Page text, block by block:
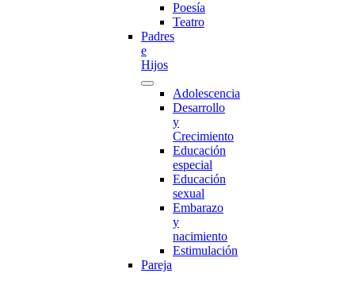
Poesía
Teatro
Padres
e
Hijos
Adolescencia
Desarrollo
y
Crecimiento
Educación
especial
Educación
sexual
Embarazo
y
nacimiento
Estimulación
Pareja